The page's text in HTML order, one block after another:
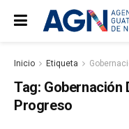
Inicio Etiqueta
Tag: Gobernación
Progreso